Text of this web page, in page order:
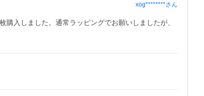
xog********さん
入しました。通常ラッピングでお願いしましたが、